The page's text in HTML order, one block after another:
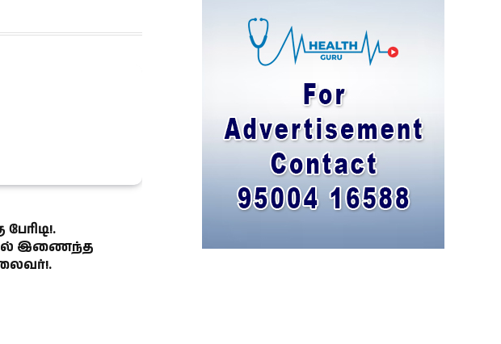
பேரிடி!.
இணைந்த